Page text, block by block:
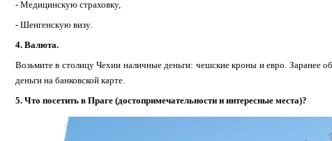
- Медицинскую страховку,
- Шенгенскую визу.
4. Валюта.
Возьмите в столицу Чехии наличные деньги: чешские кроны и евро. Заранее
деньги на банковской карте.
5. Что посетить в Праге (достопримечательности и интересные места)?